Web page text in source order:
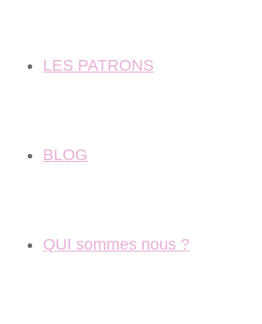
LES PATRONS
BLOG
QUI sommes nous ?